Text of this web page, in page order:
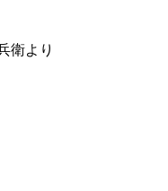
衛より